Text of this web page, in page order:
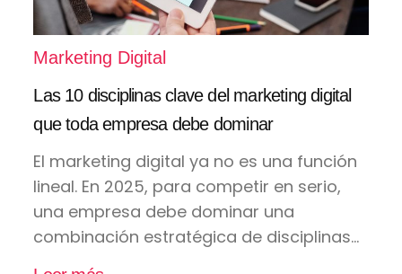
Marketing Digital
Las 10 disciplinas clave del marketing digital
que toda empresa debe dominar
El marketing digital ya no es una función
lineal. En 2025, para competir en serio,
una empresa debe dominar una
combinación estratégica de disciplinas...